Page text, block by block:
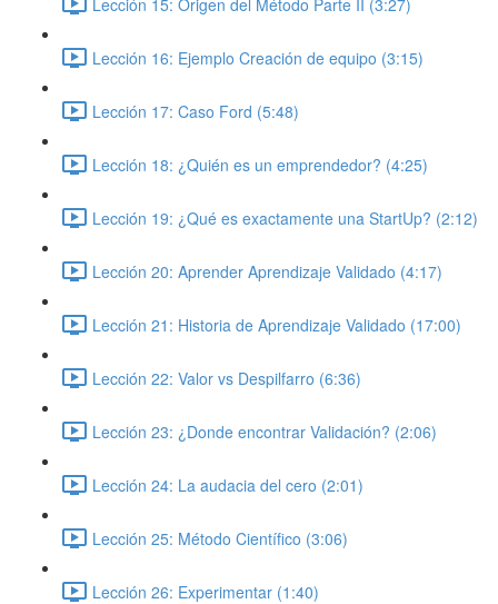
Lección 16: Ejemplo Creación de equipo (3:15)
Lección 17: Caso Ford (5:48)
Lección 18: ¿Quién es un emprendedor? (4:25)
Lección 19: ¿Qué es exactamente una StartUp? (2:12)
Lección 20: Aprender Aprendizaje Validado (4:17)
Lección 21: Historia de Aprendizaje Validado (17:00)
Lección 22: Valor vs Despilfarro (6:36)
Lección 23: ¿Donde encontrar Validación? (2:06)
Lección 24: La audacia del cero (2:01)
Lección 25: Método Científico (3:06)
Lección 26: Experimentar (1:40)